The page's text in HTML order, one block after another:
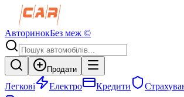
АвторинокБез меж ©
Продати
Легкові Електро Кредити